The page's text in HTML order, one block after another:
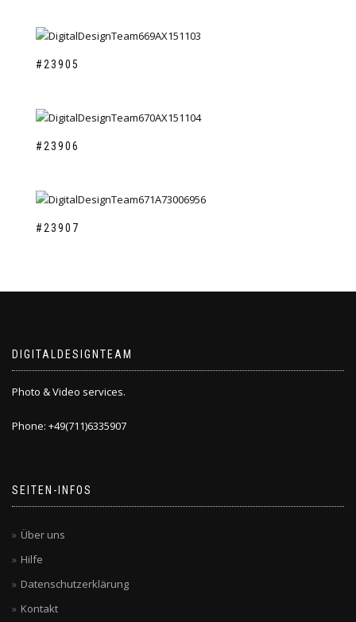
#23905
#23906
#23907
DIGITALDESIGNTEAM
Photo & Video services.
Phone: +49(711)6335907
SEITEN-INFOS
Über uns
Hilfe
Datenschutzerklärung
Kontakt